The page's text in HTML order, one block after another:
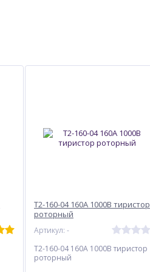
Т2-160-04 160А 1000В тиристор
роторный
Артикул: -
Т2-160-04 160А 1000В тиристор
роторный